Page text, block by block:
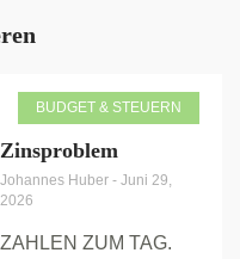
BUDGET & STEUERN
Zinsproblem
Johannes Huber - Juni 29,
2026
ZAHLEN ZUM TAG.